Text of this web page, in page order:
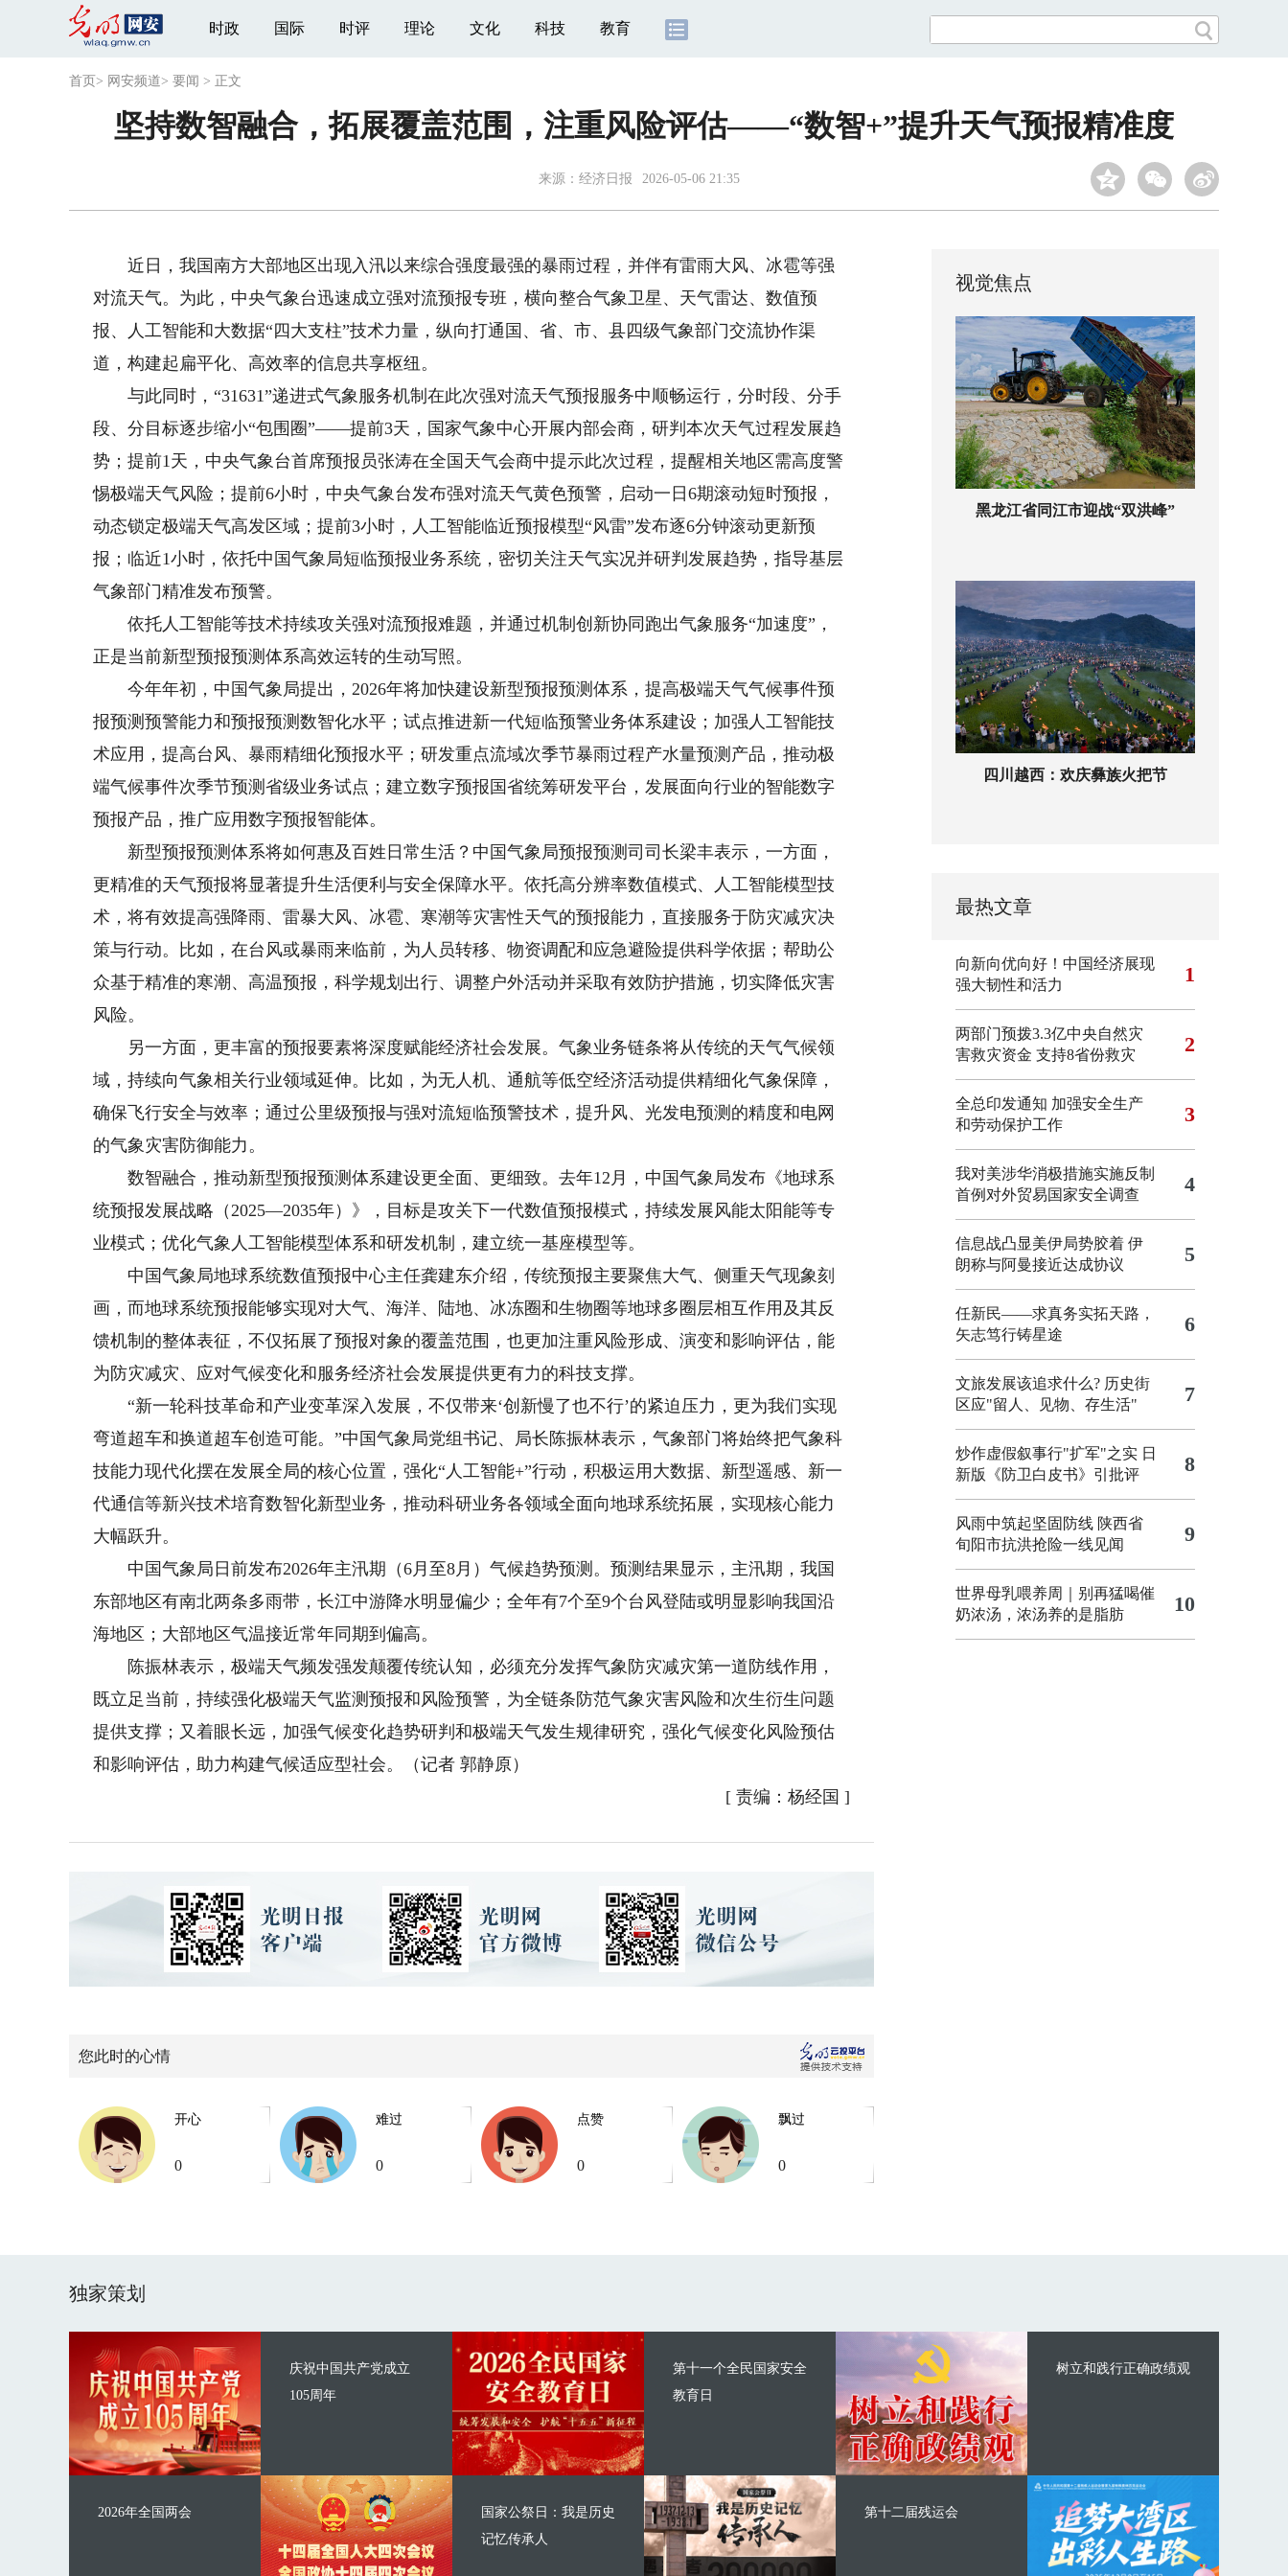
时政 国际 时评 理论 文化 科技 教育
首页 > 网安频道> 要闻 > 正文
坚持数智融合，拓展覆盖范围，注重风险评估——“数智+”提升天气预报精准度
来源： 经济日报 2026-05-06 21:35
近日，我国南方大部地区出现入汛以来综合强度最强的暴雨过程，并伴有雷雨大风、冰雹等强
对流天气。为此，中央气象台迅速成立强对流预报专班，横向整合气象卫星、天气雷达、数值预
报、人工智能和大数据“四大支柱”技术力量，纵向打通国、省、市、县四级气象部门交流协作渠
道，构建起扁平化、高效率的信息共享枢纽。
与此同时，“31631”递进式气象服务机制在此次强对流天气预报服务中顺畅运行，分时段、分手
段、分目标逐步缩小“包围圈”——提前3天，国家气象中心开展内部会商，研判本次天气过程发展趋
势；提前1天，中央气象台首席预报员张涛在全国天气会商中提示此次过程，提醒相关地区需高度警
惕极端天气风险；提前6小时，中央气象台发布强对流天气黄色预警，启动一日6期滚动短时预报，
动态锁定极端天气高发区域；提前3小时，人工智能临近预报模型“风雷”发布逐6分钟滚动更新预
报；临近1小时，依托中国气象局短临预报业务系统，密切关注天气实况并研判发展趋势，指导基层
气象部门精准发布预警。
依托人工智能等技术持续攻关强对流预报难题，并通过机制创新协同跑出气象服务“加速度”，
正是当前新型预报预测体系高效运转的生动写照。
今年年初，中国气象局提出，2026年将加快建设新型预报预测体系，提高极端天气气候事件预
报预测预警能力和预报预测数智化水平；试点推进新一代短临预警业务体系建设；加强人工智能技
术应用，提高台风、暴雨精细化预报水平；研发重点流域次季节暴雨过程产水量预测产品，推动极
端气候事件次季节预测省级业务试点；建立数字预报国省统筹研发平台，发展面向行业的智能数字
预报产品，推广应用数字预报智能体。
新型预报预测体系将如何惠及百姓日常生活？中国气象局预报预测司司长梁丰表示，一方面，
更精准的天气预报将显著提升生活便利与安全保障水平。依托高分辨率数值模式、人工智能模型技
术，将有效提高强降雨、雷暴大风、冰雹、寒潮等灾害性天气的预报能力，直接服务于防灾减灾决
策与行动。比如，在台风或暴雨来临前，为人员转移、物资调配和应急避险提供科学依据；帮助公
众基于精准的寒潮、高温预报，科学规划出行、调整户外活动并采取有效防护措施，切实降低灾害
风险。
另一方面，更丰富的预报要素将深度赋能经济社会发展。气象业务链条将从传统的天气气候领
域，持续向气象相关行业领域延伸。比如，为无人机、通航等低空经济活动提供精细化气象保障，
确保飞行安全与效率；通过公里级预报与强对流短临预警技术，提升风、光发电预测的精度和电网
的气象灾害防御能力。
数智融合，推动新型预报预测体系建设更全面、更细致。去年12月，中国气象局发布《地球系
统预报发展战略（2025—2035年）》，目标是攻关下一代数值预报模式，持续发展风能太阳能等专
业模式；优化气象人工智能模型体系和研发机制，建立统一基座模型等。
中国气象局地球系统数值预报中心主任龚建东介绍，传统预报主要聚焦大气、侧重天气现象刻
画，而地球系统预报能够实现对大气、海洋、陆地、冰冻圈和生物圈等地球多圈层相互作用及其反
馈机制的整体表征，不仅拓展了预报对象的覆盖范围，也更加注重风险形成、演变和影响评估，能
为防灾减灾、应对气候变化和服务经济社会发展提供更有力的科技支撑。
“新一轮科技革命和产业变革深入发展，不仅带来‘创新慢了也不行’的紧迫压力，更为我们实现
弯道超车和换道超车创造可能。”中国气象局党组书记、局长陈振林表示，气象部门将始终把气象科
技能力现代化摆在发展全局的核心位置，强化“人工智能+”行动，积极运用大数据、新型遥感、新一
代通信等新兴技术培育数智化新型业务，推动科研业务各领域全面向地球系统拓展，实现核心能力
大幅跃升。
中国气象局日前发布2026年主汛期（6月至8月）气候趋势预测。预测结果显示，主汛期，我国
东部地区有南北两条多雨带，长江中游降水明显偏少；全年有7个至9个台风登陆或明显影响我国沿
海地区；大部地区气温接近常年同期到偏高。
陈振林表示，极端天气频发强发颠覆传统认知，必须充分发挥气象防灾减灾第一道防线作用，
既立足当前，持续强化极端天气监测预报和风险预警，为全链条防范气象灾害风险和次生衍生问题
提供支撑；又着眼长远，加强气候变化趋势研判和极端天气发生规律研究，强化气候变化风险预估
和影响评估，助力构建气候适应型社会。（记者 郭静原）
[ 责编：杨经国 ]
您此时的心情
开心
0
难过
0
点赞
0
飘过
0
视觉焦点
黑龙江省同江市迎战“双洪峰”
四川越西：欢庆彝族火把节
最热文章
向新向优向好！中国经济展现
强大韧性和活力
1
两部门预拨3.3亿中央自然灾
害救灾资金 支持8省份救灾
2
全总印发通知 加强安全生产
和劳动保护工作
3
我对美涉华消极措施实施反制
首例对外贸易国家安全调查
4
信息战凸显美伊局势胶着 伊
朗称与阿曼接近达成协议
5
任新民——求真务实拓天路，
矢志笃行铸星途
6
文旅发展该追求什么? 历史街
区应"留人、见物、存生活"
7
炒作虚假叙事行"扩军"之实 日
新版《防卫白皮书》引批评
8
风雨中筑起坚固防线 陕西省
旬阳市抗洪抢险一线见闻
9
世界母乳喂养周｜别再猛喝催
奶浓汤，浓汤养的是脂肪
10
独家策划
庆祝中国共产党成立
105周年
2026年全国两会
第十一个全民国家安全
教育日
国家公祭日：我是历史
记忆传承人
树立和践行正确政绩观
第十二届残运会